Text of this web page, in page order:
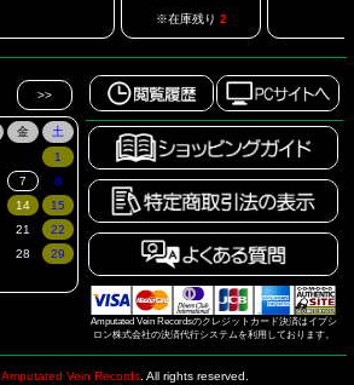
※在庫残り 2
Amputated Vein Recordsのクレジットカード決済はイプシ
ロン株式会社の決済代行システムを利用しております。
Amputated Vein Records All rights reserved.